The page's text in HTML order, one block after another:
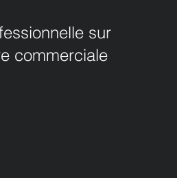
sur
commerciale